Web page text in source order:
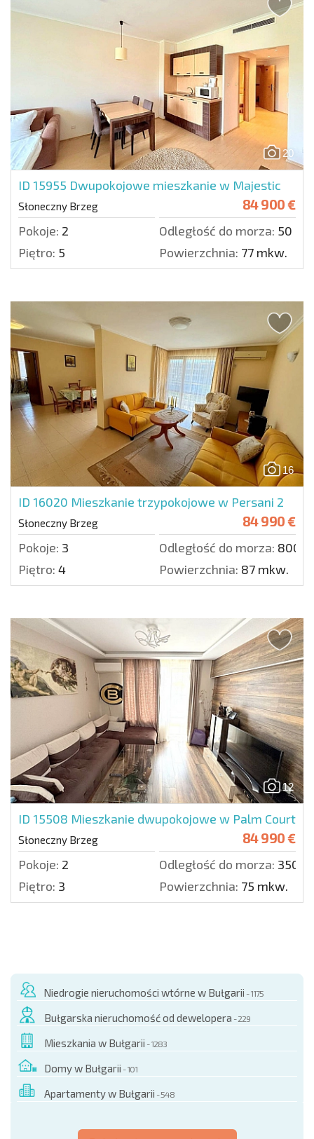
20
ID 15955 Dwupokojowe mieszkanie w Majestic
Słoneczny Brzeg 84 900 €
Pokoje: 2 Odległość do morza: 50 m.
Piętro: 5 Powierzchnia: 77 mkw.
16
ID 16020 Mieszkanie trzypokojowe w Persani 2
Słoneczny Brzeg 84 990 €
Pokoje: 3 Odległość do morza: 800
Piętro: 4 Powierzchnia: 87 mkw.
12
ID 15508 Mieszkanie dwupokojowe w Palm Court
Słoneczny Brzeg 84 990 €
Pokoje: 2 Odległość do morza: 350
Piętro: 3 Powierzchnia: 75 mkw.
Niedrogie nieruchomości wtórne w Bułgarii - 1175
Bułgarska nieruchomość od dewelopera - 229
Mieszkania w Bułgarii - 1283
Domy w Bułgarii - 101
Apartamenty w Bułgarii - 548